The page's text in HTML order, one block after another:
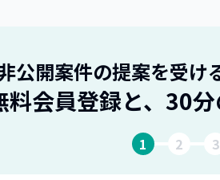
公開案件の提案を受け
料会員登録と、30
1 2 3